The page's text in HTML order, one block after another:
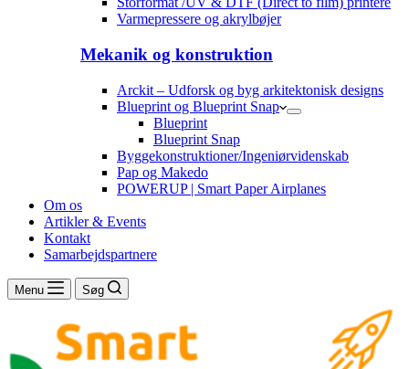
Varmepressere og akrylbøjer
Mekanik og konstruktion
Arckit – Udforsk og byg arkitektonisk designs
Blueprint og Blueprint Snap
Blueprint
Blueprint Snap
Byggekonstruktioner/Ingeniørvidenskab
Pap og Makedo
POWERUP | Smart Paper Airplanes
Om os
Artikler & Events
Kontakt
Samarbejdspartnere
Menu Søg